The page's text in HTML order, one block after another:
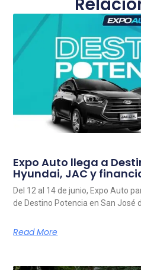
Expo Auto llega a
Hyundai, JAC y
Del 12 al 14 de junio, Expo Auto
de Destino Potencia en San José
Read More